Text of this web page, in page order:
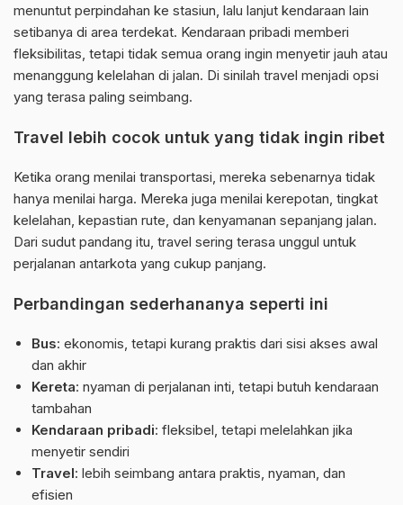
menuntut perpindahan ke stasiun, lalu lanjut kendaraan lain
setibanya di area terdekat. Kendaraan pribadi memberi
fleksibilitas, tetapi tidak semua orang ingin menyetir jauh atau
menanggung kelelahan di jalan. Di sinilah travel menjadi opsi
yang terasa paling seimbang.
Travel lebih cocok untuk yang tidak ingin ribet
Ketika orang menilai transportasi, mereka sebenarnya tidak
hanya menilai harga. Mereka juga menilai kerepotan, tingkat
kelelahan, kepastian rute, dan kenyamanan sepanjang jalan.
Dari sudut pandang itu, travel sering terasa unggul untuk
perjalanan antarkota yang cukup panjang.
Perbandingan sederhananya seperti ini
Bus: ekonomis, tetapi kurang praktis dari sisi akses awal
dan akhir
Kereta: nyaman di perjalanan inti, tetapi butuh kendaraan
tambahan
Kendaraan pribadi: fleksibel, tetapi melelahkan jika
menyetir sendiri
Travel: lebih seimbang antara praktis, nyaman, dan
efisien